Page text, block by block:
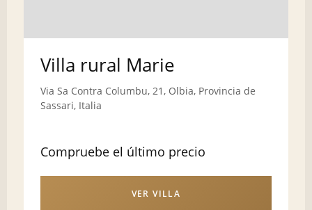
Villa rural Marie
Via Sa Contra Columbu, 21, Olbia, Provincia de
Sassari, Italia
Compruebe el último precio
VER VILLA